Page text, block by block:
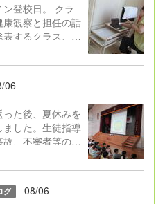
登校日。 クラ
康観察と担任の話
するクラス、ク
園の作物の様子
はそれぞれでし
会うクラスの友
06
た後、夏休みを
した。生徒指導
、不審者等の事
２年生に
発表もありまし
みんなが元気を
グ 08/06